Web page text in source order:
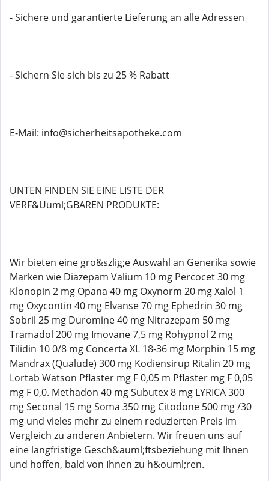
- Sichere und garantierte Lieferung an alle Adressen
- Sichern Sie sich bis zu 25 % Rabatt
E-Mail: info@sicherheitsapotheke.com
UNTEN FINDEN SIE EINE LISTE DER
VERF&Uuml;GBAREN PRODUKTE:
Wir bieten eine gro&szlig;e Auswahl an Generika sowie
Marken wie Diazepam Valium 10 mg Percocet 30 mg
Klonopin 2 mg Opana 40 mg Oxynorm 20 mg Xalol 1
mg Oxycontin 40 mg Elvanse 70 mg Ephedrin 30 mg
Sobril 25 mg Duromine 40 mg Nitrazepam 50 mg
Tramadol 200 mg Imovane 7,5 mg Rohypnol 2 mg
Tilidin 10 0/8 mg Concerta XL 18-36 mg Morphin 15 mg
Mandrax (Qualude) 300 mg Kodiensirup Ritalin 20 mg
Lortab Watson Pflaster mg F 0,05 m Pflaster mg F 0,05
mg F 0,0. Methadon 40 mg Subutex 8 mg LYRICA 300
mg Seconal 15 mg Soma 350 mg Citodone 500 mg /30
mg und vieles mehr zu einem reduzierten Preis im
Vergleich zu anderen Anbietern. Wir freuen uns auf
eine langfristige Gesch&auml;ftsbeziehung mit Ihnen
und hoffen, bald von Ihnen zu h&ouml;ren.